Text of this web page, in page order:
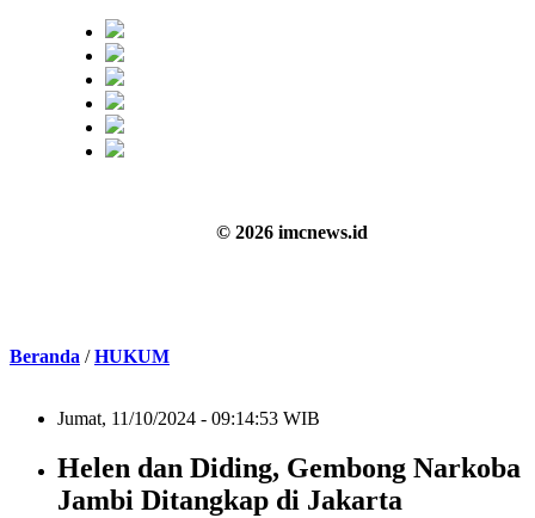
© 2026 imcnews.id
Beranda /HUKUM
Jumat, 11/10/2024 - 09:14:53 WIB
Helen dan Diding, Gembong Narkoba
Jambi Ditangkap di Jakarta